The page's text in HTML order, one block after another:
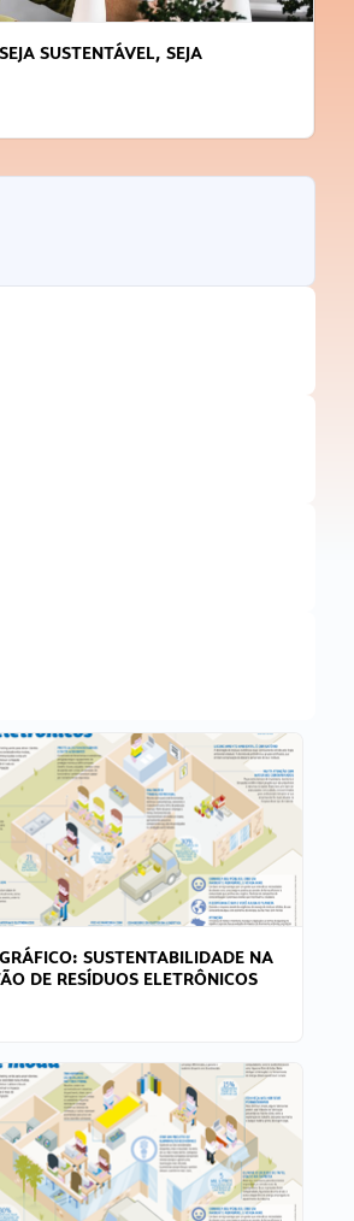
SUSTENTÁVEL, SEJA
SUSTENTABILIDADE NA
DE RESÍDUOS ELETRÔNICOS